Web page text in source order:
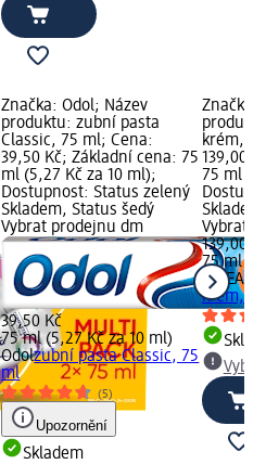
Značka: Odol; Název
produktu: zubní pasta
Classic, 75 ml; Cena:
39,50 Kč; Základní cena: 75
ml (5,27 Kč za 10 ml);
Dostupnost: Status zelený
Skladem, Status šedý
Vybrat prodejnu dm
39,50 Kč
75 ml (5,27 Kč za 10 ml)
Odolzubní pasta Classic, 75
ml
(5)
Upozornění
Skladem
Značka:
krém,
139,00
75 ml
Vybrat
139,00
75 ml
NIVEA
krém,